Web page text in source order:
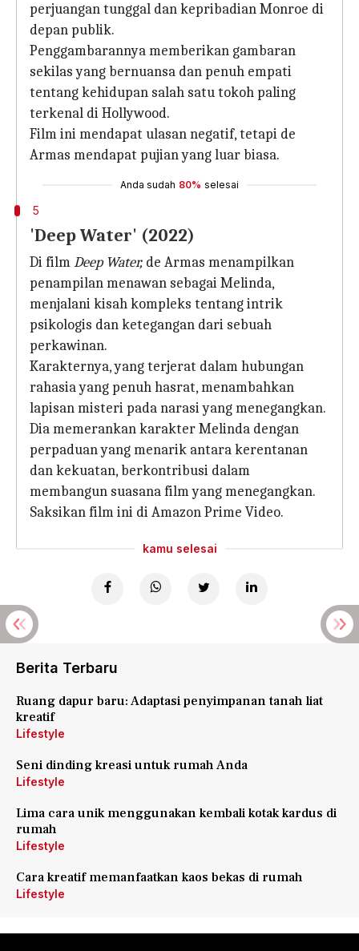
perjuangan tunggal dan kepribadian Monroe di
depan publik.
Penggambarannya memberikan gambaran
sekilas yang bernuansa dan penuh empati
tentang kehidupan salah satu tokoh paling
terkenal di Hollywood.
Film ini mendapat ulasan negatif, tetapi de
Armas mendapat pujian yang luar biasa.
Anda sudah 80% selesai
5
'Deep Water' (2022)
Di filmDeep Water, de Armas menampilkan
penampilan menawan sebagai Melinda,
menjalani kisah kompleks tentang intrik
psikologis dan ketegangan dari sebuah
perkawinan.
Karakternya, yang terjerat dalam hubungan
rahasia yang penuh hasrat, menambahkan
lapisan misteri pada narasi yang menegangkan.
Dia memerankan karakter Melinda dengan
perpaduan yang menarik antara kerentanan
dan kekuatan, berkontribusi dalam
membangun suasana film yang menegangkan.
Saksikan film ini di Amazon Prime Video.
kamu selesai
Berita Terbaru
Ruang dapur baru: Adaptasi penyimpanan tanah liat
kreatif
Lifestyle
Seni dinding kreasi untuk rumah Anda
Lifestyle
Lima cara unik menggunakan kembali kotak kardus di
rumah
Lifestyle
Cara kreatif memanfaatkan kaos bekas di rumah
Lifestyle